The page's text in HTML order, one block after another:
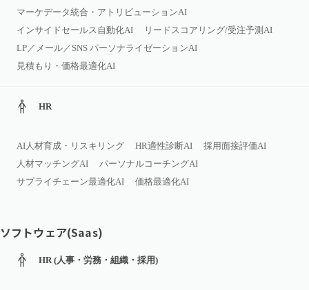
マーケデータ統合・アトリビューションAI
インサイドセールス自動化AI
リードスコアリング/受注予測AI
LP／メール／SNS パーソナライゼーションAI
見積もり・価格最適化AI
HR
AI人材育成・リスキリング HR適性診断AI
採用面接評価AI
人材マッチングAI
パーソナルコーチングAI
サプライチェーン最適化AI
価格最適化AI
ソフトウェア(Saas)
HR (人事・労務・組織・採用)